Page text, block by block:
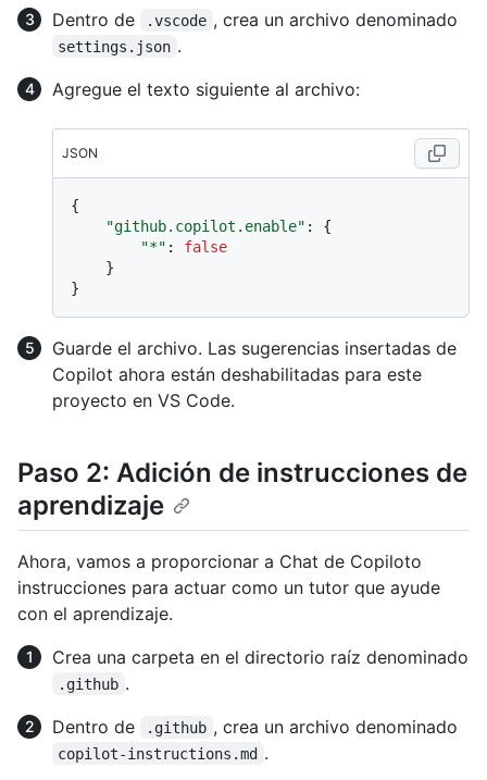
Dentro de .vscode , crea un archivo denominado
settings.json .
Agregue el texto siguiente al archivo:
JSON
{
"github.copilot.enable" :
{
"*" :
false
}
}
Guarde el archivo. Las sugerencias insertadas de
Copilot ahora están deshabilitadas para este
proyecto en VS Code.
Paso 2: Adición de instrucciones de
aprendizaje
Ahora, vamos a proporcionar a Chat de Copiloto
instrucciones para actuar como un tutor que ayude
con el aprendizaje.
Crea una carpeta en el directorio raíz denominado
.github .
Dentro de
.github , crea un archivo denominado
copilot-instructions.md .